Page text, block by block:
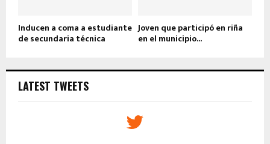
Inducen a coma a estudiante
de secundaria técnica
Joven que participó en riña
en el municipio...
LATEST TWEETS